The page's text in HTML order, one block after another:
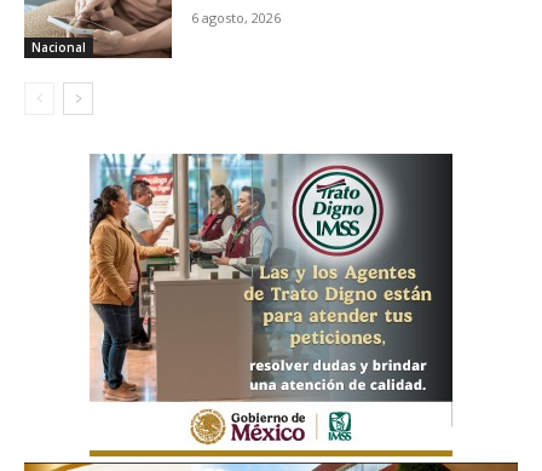
Nacional
6 agosto, 2026